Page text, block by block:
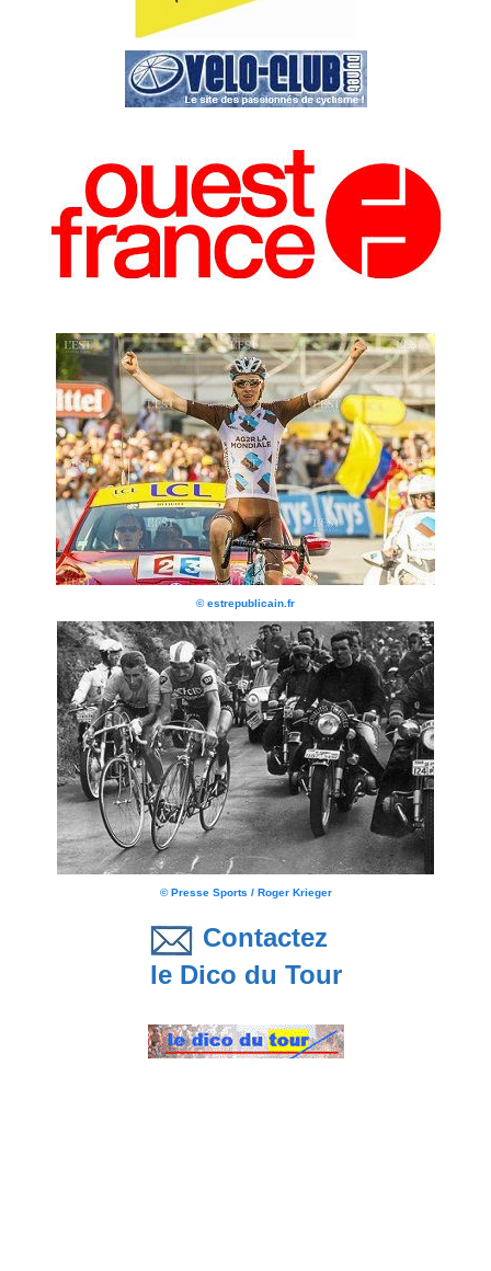
© estrepublicain.fr
© Presse Sports / Roger Krieger
Contactez
le Dico du Tour